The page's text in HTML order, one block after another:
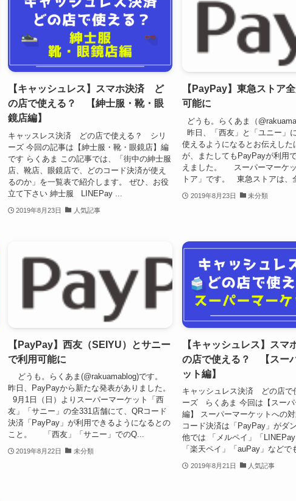
【キャッシュレス】スマホ決済 ど
の店で使える？ 【紳士服・靴・眼
鏡店編】
キャッスレス決済 どの店で使える？ シリ
ーズ 今回の記事は【紳士服・靴・眼鏡店】編
です らくあま この記事では、「街中の紳士服
店、靴店、眼鏡店で、どのコード決済が使え
るのか」を一覧表で紹介します。 ぜひ、お役
立て下さい 紳士服 LINEPay ...
2019年8月23日 人気記事
【PayPay】東急ストア
可能に
どうも。らくあま（
昨日、「西友」と「ユニー」
使えるようになるとお伝えした
が、またしてもPayPayが利用
えました。 スーパーマーケ
トア」です。 東急ストアは、
2019年8月23日 未分類
【PayPay】西友（SEIYU）とサニー
で利用可能に
どうも。らくあま(@rakuamablog)です。
昨日、PayPayから新たな発表がありました。
9月1日（日）よりスーパーマーケット「西
友」「サニー」の全331店舗にて、QRコード
決済「PayPay」が利用できるようになるとの
こと。 「西友」「サニー」でのQ...
2019年8月22日 未分類
【キャッシュレス】ス
の店で使える？ 【スー
ット編】
キャッシュレス決済 どの店で
ーズ らくあま 今回は【スーパ
編】 スーパーマーケットへの
コード決済は「PayPay」がダ
他では 「メルペイ」「LINEPay
「楽天ペイ」「auPay」などで
2019年8月21日 人気記事